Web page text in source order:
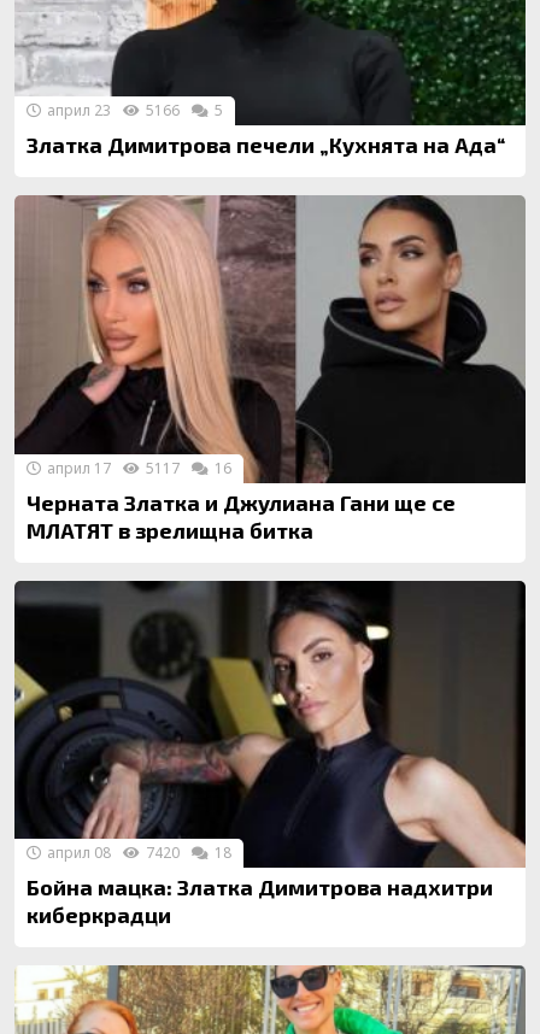
Златка Димитрова печели „Кухнята на Ада“
април 23 5166 5
Черната Златка и Джулиана Гани ще се
МЛАТЯТ в зрелищна битка
април 17 5117 16
Бойна мацка: Златка Димитрова надхитри
киберкрадци
април 08 7420 18